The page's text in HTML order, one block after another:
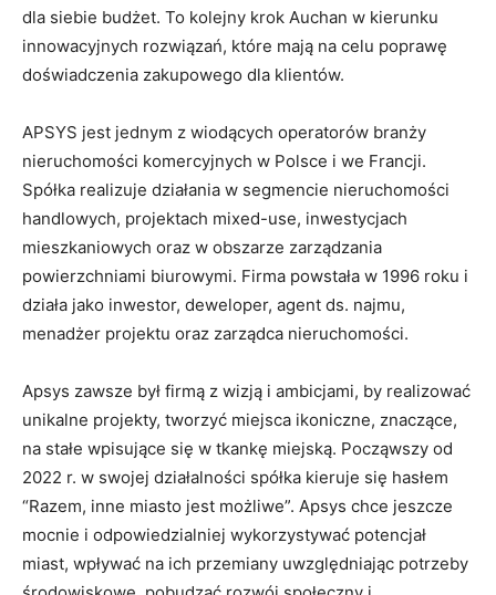
dla siebie budżet. To kolejny krok Auchan w kierunku
innowacyjnych rozwiązań, które mają na celu poprawę
doświadczenia zakupowego dla klientów.
APSYS jest jednym z wiodących operatorów branży
nieruchomości komercyjnych w Polsce i we Francji.
Spółka realizuje działania w segmencie nieruchomości
handlowych, projektach mixed-use, inwestycjach
mieszkaniowych oraz w obszarze zarządzania
powierzchniami biurowymi. Firma powstała w 1996 roku i
działa jako inwestor, deweloper, agent ds. najmu,
menadżer projektu oraz zarządca nieruchomości.
Apsys zawsze był firmą z wizją i ambicjami, by realizować
unikalne projekty, tworzyć miejsca ikoniczne, znaczące,
na stałe wpisujące się w tkankę miejską. Począwszy od
2022 r. w swojej działalności spółka kieruje się hasłem
“Razem, inne miasto jest możliwe”. Apsys chce jeszcze
mocnie i odpowiedzialniej wykorzystywać potencjał
miast, wpływać na ich przemiany uwzględniając potrzeby